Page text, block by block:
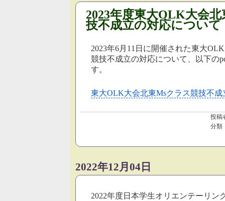
2023年度東大OLK大会
技不成立の対応について
2023年6月11日に開催された東大
競技不成立の対応について、以下の
す。
東大OLK大会北東Msクラス競技不
投稿
分類
2022年12月04日
2022年度日本学生オリエンテーリ